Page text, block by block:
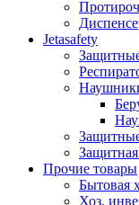
Jetasafety
Прочие товары
Бытовая
Хоз.